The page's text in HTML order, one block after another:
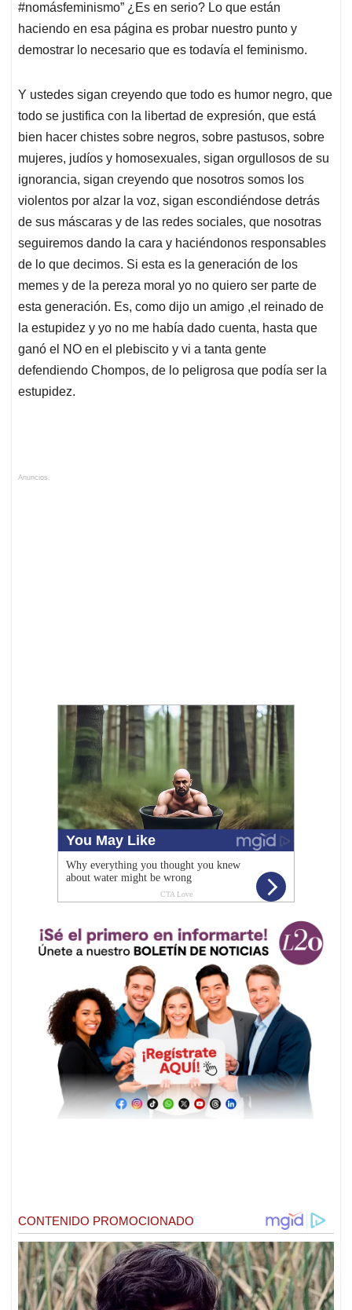
#nomásfeminismo” ¿Es en serio? Lo que están
haciendo en esa página es probar nuestro punto y
demostrar lo necesario que es todavía el feminismo.
Y ustedes sigan creyendo que todo es humor negro, que
todo se justifica con la libertad de expresión, que está
bien hacer chistes sobre negros, sobre pastusos, sobre
mujeres, judíos y homosexuales, sigan orgullosos de su
ignorancia, sigan creyendo que nosotros somos los
violentos por alzar la voz, sigan escondiéndose detrás
de sus máscaras y de las redes sociales, que nosotras
seguiremos dando la cara y haciéndonos responsables
de lo que decimos. Si esta es la generación de los
memes y de la pereza moral yo no quiero ser parte de
esta generación. Es, como dijo un amigo ,el reinado de
la estupidez y yo no me había dado cuenta, hasta que
ganó el NO en el plebiscito y vi a tanta gente
defendiendo Chompos, de lo peligrosa que podía ser la
estupidez.
Anuncios.